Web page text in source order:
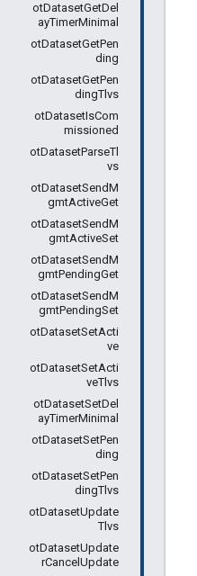
otDatasetGetDel
ayTimerMinimal
otDatasetGetPen
ding
otDatasetGetPen
dingTlvs
otDatasetIsCom
missioned
otDatasetParseTl
vs
otDatasetSendM
gmtActiveGet
otDatasetSendM
gmtActiveSet
otDatasetSendM
gmtPendingGet
otDatasetSendM
gmtPendingSet
otDatasetSetActi
ve
otDatasetSetActi
veTlvs
otDatasetSetDel
ayTimerMinimal
otDatasetSetPen
ding
otDatasetSetPen
dingTlvs
otDatasetUpdate
Tlvs
otDatasetUpdate
rCancelUpdate